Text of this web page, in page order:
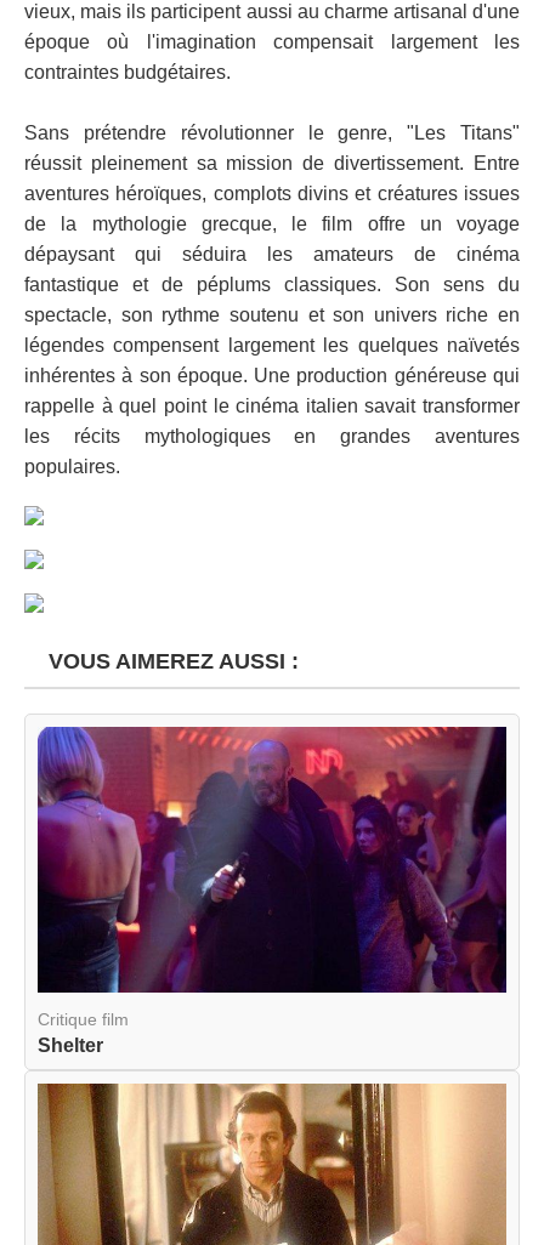
vieux, mais ils participent aussi au charme artisanal d'une
époque où l'imagination compensait largement les
contraintes budgétaires.
Sans prétendre révolutionner le genre, "Les Titans"
réussit pleinement sa mission de divertissement. Entre
aventures héroïques, complots divins et créatures issues
de la mythologie grecque, le film offre un voyage
dépaysant qui séduira les amateurs de cinéma
fantastique et de péplums classiques. Son sens du
spectacle, son rythme soutenu et son univers riche en
légendes compensent largement les quelques naïvetés
inhérentes à son époque. Une production généreuse qui
rappelle à quel point le cinéma italien savait transformer
les récits mythologiques en grandes aventures
populaires.
VOUS AIMEREZ AUSSI :
Critique film
Shelter